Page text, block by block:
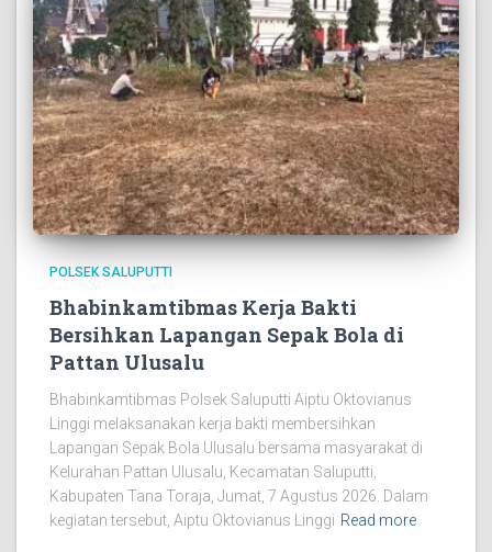
POLSEK SALUPUTTI
Bhabinkamtibmas Kerja Bakti
Bersihkan Lapangan Sepak Bola di
Pattan Ulusalu
Bhabinkamtibmas Polsek Saluputti Aiptu Oktovianus
Linggi melaksanakan kerja bakti membersihkan
Lapangan Sepak Bola Ulusalu bersama masyarakat di
Kelurahan Pattan Ulusalu, Kecamatan Saluputti,
Kabupaten Tana Toraja, Jumat, 7 Agustus 2026. Dalam
kegiatan tersebut, Aiptu Oktovianus Linggi Read more